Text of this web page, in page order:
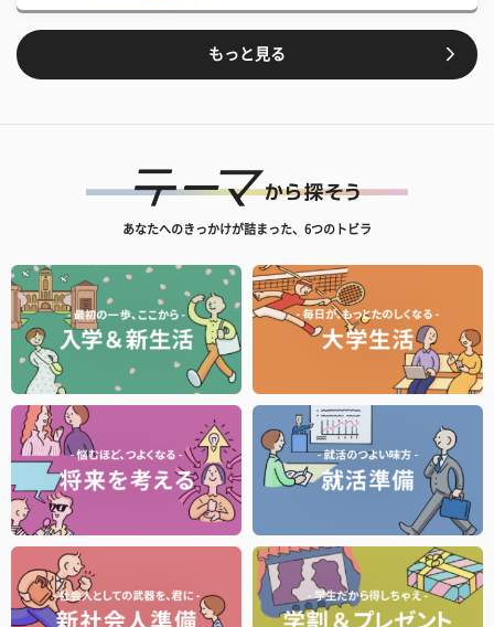
もっと見る
あなたへのきっかけが詰まった、6つのトビラ